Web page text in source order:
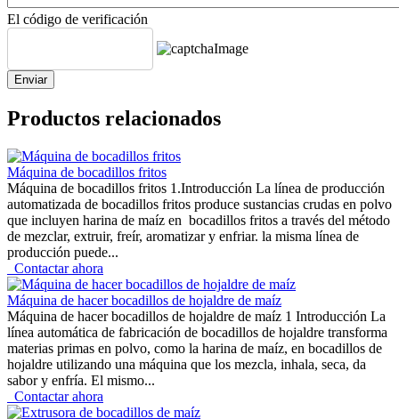
El código de verificación
Enviar
Productos relacionados
Máquina de bocadillos fritos
Máquina de bocadillos fritos 1.Introducción La línea de producción
automatizada de bocadillos fritos produce sustancias crudas en polvo
que incluyen harina de maíz en bocadillos fritos a través del método
de mezclar, extruir, freír, aromatizar y enfriar. la misma línea de
producción puede...
Contactar ahora
Máquina de hacer bocadillos de hojaldre de maíz
Máquina de hacer bocadillos de hojaldre de maíz 1 Introducción La
línea automática de fabricación de bocadillos de hojaldre transforma
materias primas en polvo, como la harina de maíz, en bocadillos de
hojaldre utilizando una máquina que los mezcla, inhala, seca, da
sabor y enfría. El mismo...
Contactar ahora